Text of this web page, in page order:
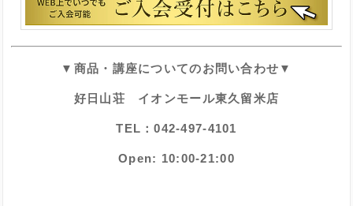
▼商品・講座についてのお問い合わせ▼
好日山荘 イオンモール東久留米店
TEL：042-497-4101
Open: 10:00-21:00